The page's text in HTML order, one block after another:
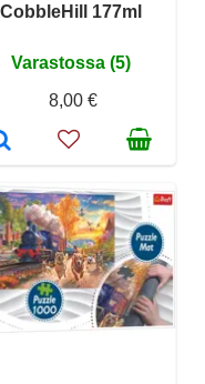
CobbleHill 177ml
Varastossa (5)
8,00 €